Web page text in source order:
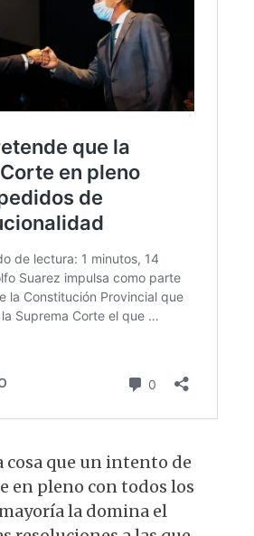
cosa que un intento de
en pleno con todos los
la domina el